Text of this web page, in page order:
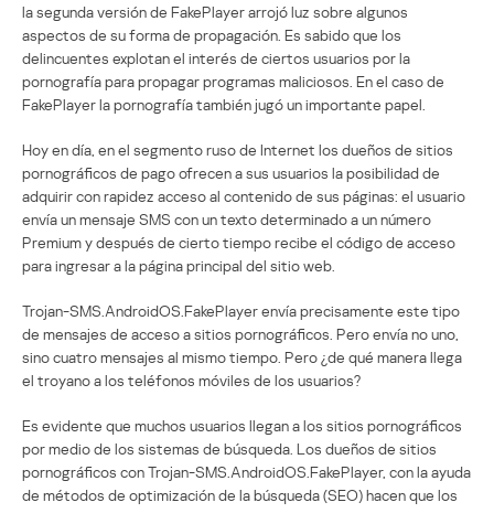
la segunda versión de FakePlayer arrojó luz sobre algunos
aspectos de su forma de propagación. Es sabido que los
delincuentes explotan el interés de ciertos usuarios por la
pornografía para propagar programas maliciosos. En el caso de
FakePlayer la pornografía también jugó un importante papel.
Hoy en día, en el segmento ruso de Internet los dueños de sitios
pornográficos de pago ofrecen a sus usuarios la posibilidad de
adquirir con rapidez acceso al contenido de sus páginas: el usuario
envía un mensaje SMS con un texto determinado a un número
Premium y después de cierto tiempo recibe el código de acceso
para ingresar a la página principal del sitio web.
Trojan-SMS.AndroidOS.FakePlayer envía precisamente este tipo
de mensajes de acceso a sitios pornográficos. Pero envía no uno,
sino cuatro mensajes al mismo tiempo. Pero ¿de qué manera llega
el troyano a los teléfonos móviles de los usuarios?
Es evidente que muchos usuarios llegan a los sitios pornográficos
por medio de los sistemas de búsqueda. Los dueños de sitios
pornográficos con Trojan-SMS.AndroidOS.FakePlayer, con la ayuda
de métodos de optimización de la búsqueda (SEO) hacen que los